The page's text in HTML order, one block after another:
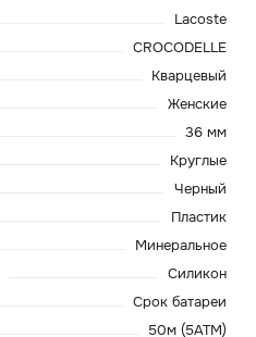
Lacoste
CROCODELLE
Кварцевый
Женские
36 мм
Круглые
Черный
Пластик
Минеральное
Силикон
Срок батареи
50м (5ATM)